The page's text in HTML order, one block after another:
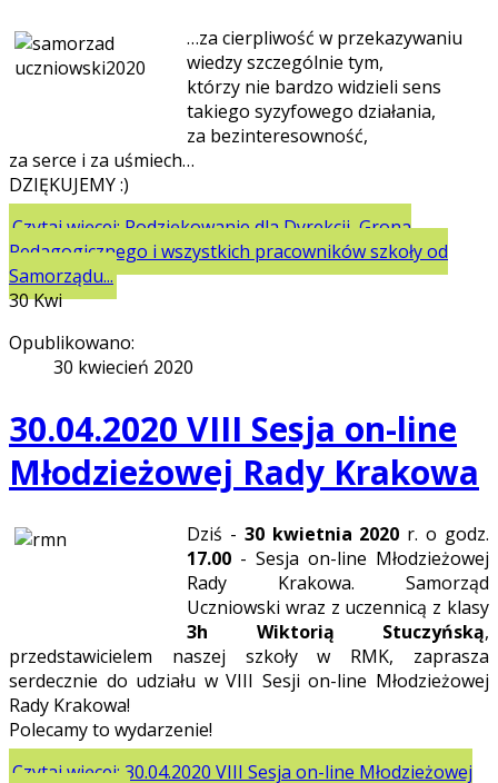
…za cierpliwość w przekazywaniu
wiedzy szczególnie tym,
którzy nie bardzo widzieli sens
takiego syzyfowego działania,
za bezinteresowność,
za serce i za uśmiech…
DZIĘKUJEMY :)
Czytaj więcej: Podziękowanie dla Dyrekcji, Grona
Pedagogicznego i wszystkich pracowników szkoły od
Samorządu...
30Kwi
Opublikowano:
30 kwiecień 2020
30.04.2020 VIII Sesja on-line
Młodzieżowej Rady Krakowa
Dziś - 30 kwietnia 2020 r. o godz.
17.00 - Sesja on-line Młodzieżowej
Rady Krakowa. Samorząd
Uczniowski wraz z uczennicą z klasy
3h Wiktorią Stuczyńską,
przedstawicielem naszej szkoły w RMK, zaprasza
serdecznie do udziału w VIII Sesji on-line Młodzieżowej
Rady Krakowa!
Polecamy to wydarzenie!
Czytaj więcej: 30.04.2020 VIII Sesja on-line Młodzieżowej